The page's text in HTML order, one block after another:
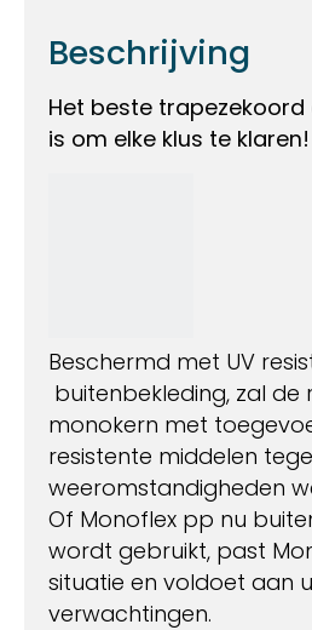
Beschrijving
Het beste
is om elke klus te klaren!
Beschermd met UV
buitenbekleding, zal de
monokern met
resistente middelen
weeromstandigheden
Of Monoflex pp nu
wordt gebruikt, past
situatie en voldoet aan
verwachtingen.